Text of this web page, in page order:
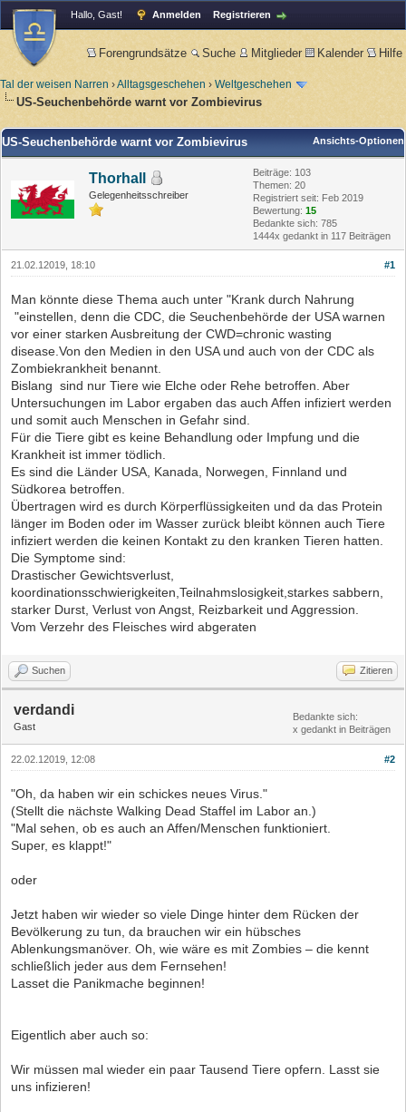
Hallo, Gast! Anmelden Registrieren
Forengrundsätze Suche Mitglieder Kalender Hilfe
Tal der weisen Narren ›Alltagsgeschehen › Weltgeschehen
US-Seuchenbehörde warnt vor Zombievirus
Ansichts-Optionen
US-Seuchenbehörde warnt vor Zombievirus
Thorhall
Gelegenheitsschreiber
Beiträge: 103
Themen: 20
Registriert seit: Feb 2019
Bewertung: 15
Bedankte sich: 785
1444x gedankt in 117 Beiträgen
#1
21.02.12019, 18:10
Man könnte diese Thema auch unter "Krank durch Nahrung
"einstellen, denn die CDC, die Seuchenbehörde der USA warnen
vor einer starken Ausbreitung der CWD=chronic wasting
disease.Von den Medien in den USA und auch von der CDC als
Zombiekrankheit benannt.
Bislang sind nur Tiere wie Elche oder Rehe betroffen. Aber
Untersuchungen im Labor ergaben das auch Affen infiziert werden
und somit auch Menschen in Gefahr sind.
Für die Tiere gibt es keine Behandlung oder Impfung und die
Krankheit ist immer tödlich.
Es sind die Länder USA, Kanada, Norwegen, Finnland und
Südkorea betroffen.
Übertragen wird es durch Körperflüssigkeiten und da das Protein
länger im Boden oder im Wasser zurück bleibt können auch Tiere
infiziert werden die keinen Kontakt zu den kranken Tieren hatten.
Die Symptome sind:
Drastischer Gewichtsverlust,
koordinationsschwierigkeiten,Teilnahmslosigkeit,starkes sabbern,
starker Durst, Verlust von Angst, Reizbarkeit und Aggression.
Vom Verzehr des Fleisches wird abgeraten
Suchen Zitieren
verdandi
Gast
Bedankte sich:
x gedankt in Beiträgen
#2
22.02.12019, 12:08
"Oh, da haben wir ein schickes neues Virus."
(Stellt die nächste Walking Dead Staffel im Labor an.)
"Mal sehen, ob es auch an Affen/Menschen funktioniert.
Super, es klappt!"
oder
Jetzt haben wir wieder so viele Dinge hinter dem Rücken der
Bevölkerung zu tun, da brauchen wir ein hübsches
Ablenkungsmanöver. Oh, wie wäre es mit Zombies – die kennt
schließlich jeder aus dem Fernsehen!
Lasset die Panikmache beginnen!
Eigentlich aber auch so:
Wir müssen mal wieder ein paar Tausend Tiere opfern. Lasst sie
uns infizieren!